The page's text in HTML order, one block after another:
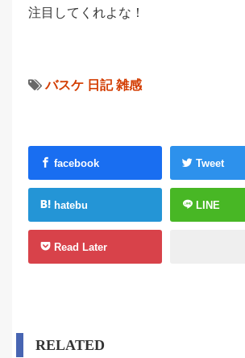
注目してくれよな！
バスケ 日記 雑感
facebook Tweet
hatebu LINE
Read Later
RELATED